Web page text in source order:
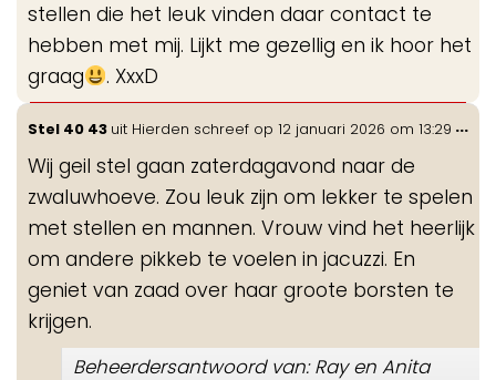
stellen die het leuk vinden daar contact te
hebben met mij. Lijkt me gezellig en ik hoor het
graag
. XxxD
Stel 40 43 uit Hierden schreef op 12 januari 2026 om 13:29
Wij geil stel gaan zaterdagavond naar de
zwaluwhoeve. Zou leuk zijn om lekker te spelen
met stellen en mannen. Vrouw vind het heerlijk
om andere pikkeb te voelen in jacuzzi. En
geniet van zaad over haar groote borsten te
krijgen.
Beheerdersantwoord van: Ray en Anita
...